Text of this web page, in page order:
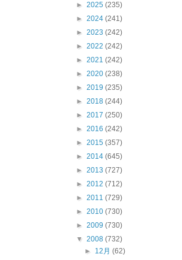
► 2025 (235)
► 2024 (241)
► 2023 (242)
► 2022 (242)
► 2021 (242)
► 2020 (238)
► 2019 (235)
► 2018 (244)
► 2017 (250)
► 2016 (242)
► 2015 (357)
► 2014 (645)
► 2013 (727)
► 2012 (712)
► 2011 (729)
► 2010 (730)
► 2009 (730)
▼ 2008 (732)
► 12月(62)